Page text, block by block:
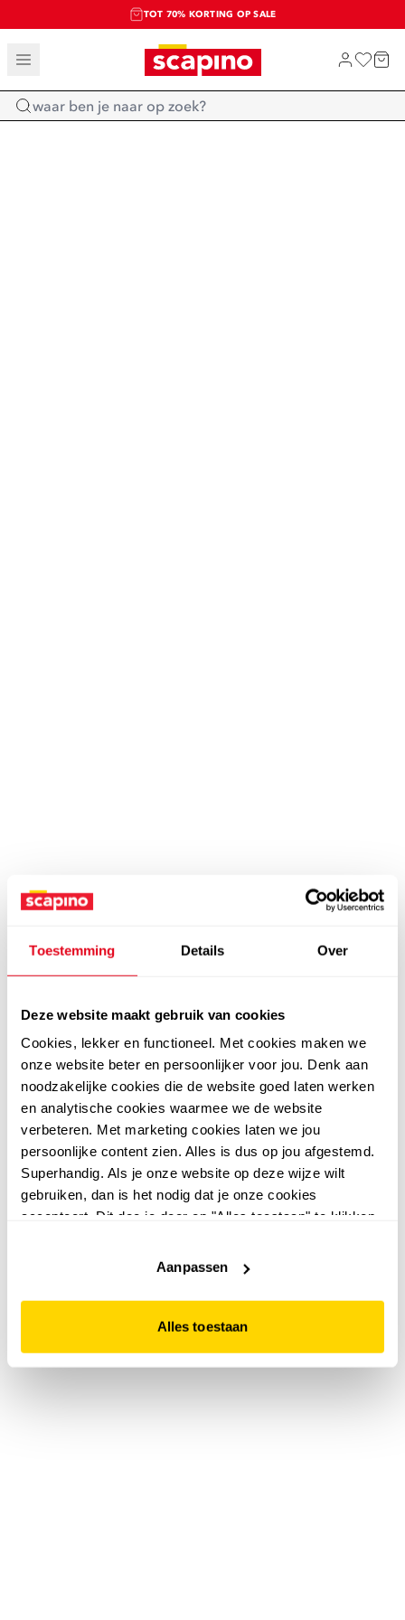
Toestemming Details Over
Deze website maakt gebruik van cookies
Cookies, lekker en functioneel. Met cookies maken we
onze website beter en persoonlijker voor jou. Denk aan
noodzakelijke cookies die de website goed laten werken
en analytische cookies waarmee we de website
verbeteren. Met marketing cookies laten we jou
persoonlijke content zien. Alles is dus op jou afgestemd.
Superhandig. Als je onze website op deze wijze wilt
gebruiken, dan is het nodig dat je onze cookies
accepteert. Dit doe je door op "Alles toestaan" te klikken.
website niet optimaal functioneert.
Aanpassen
Alles toestaan
TOT 70% KORTING OP SALE
SALE: LAATSTE KANS!
SHOP NIEUW
Home